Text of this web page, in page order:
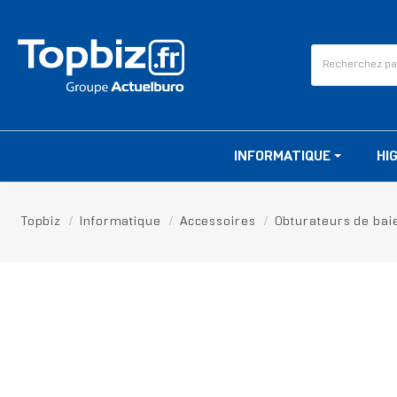
INFORMATIQUE
Topbiz Informatique Accessoires Obturateurs de